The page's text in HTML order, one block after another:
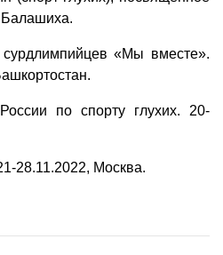
«Мы вместе».
по спорту глухих. 20-
28.11.2022, Москва.